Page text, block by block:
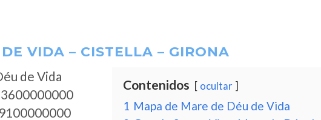
VIDA – CISTELLA – GIRONA
de Vida
Contenidos ocultar
1 Mapa de Mare de Déu de Vida